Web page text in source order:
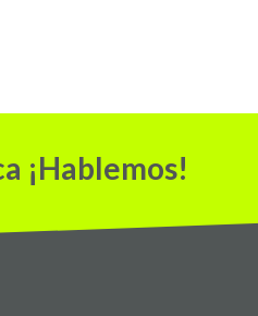
¡Hablemos!